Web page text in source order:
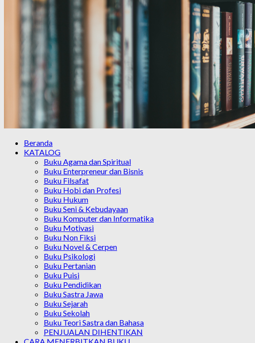
Beranda
KATALOG
Buku Agama dan Spiritual
Buku Enterpreneur dan Bisnis
Buku Filsafat
Buku Hobi dan Profesi
Buku Hukum
Buku Seni & Kebudayaan
Buku Komputer dan Informatika
Buku Motivasi
Buku Non Fiksi
Buku Novel & Cerpen
Buku Psikologi
Buku Pertanian
Buku Puisi
Buku Pendidikan
Buku Sastra Jawa
Buku Sejarah
Buku Sekolah
Buku Teori Sastra dan Bahasa
PENJUALAN DIHENTIKAN